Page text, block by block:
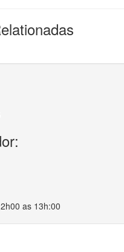
as 13h:00